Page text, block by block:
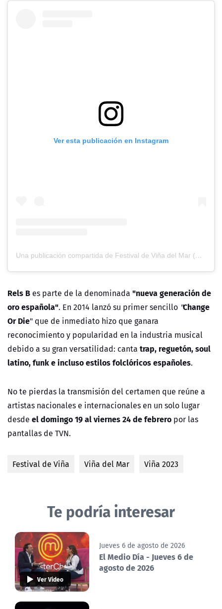
Ver esta publicación en Instagram
Una publicación compartida de Festival de Viña del Mar (@elfestivaldevina)
Rels B es parte de la denominada "nueva generación de
oro española". En 2014 lanzó su primer sencillo "Change
Or Die" que de inmediato hizo que ganara
reconocimiento y popularidad en la industria musical
debido a su gran versatilidad: canta trap, reguetón, soul
latino, funk e incluso estilos folclóricos españoles.
No te pierdas la transmisión del certamen que reúne a
artistas nacionales e internacionales en un solo lugar
desde el domingo 19 al viernes 24 de febrero por las
pantallas de TVN.
Festival de Viña Viña del Mar Viña 2023
Te podría interesar
Ver Video
Jueves 6 de agosto de 2026
El Medio Día - Jueves 6 de
agosto de 2026